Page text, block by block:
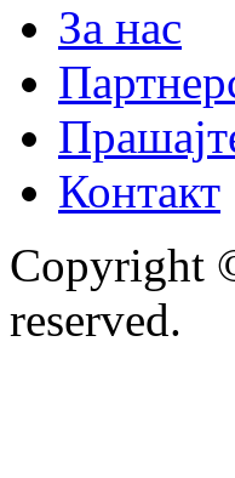
За нас
Контакт
Copyright
reserved.